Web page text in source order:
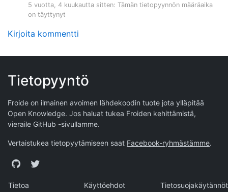
5 vuotta, 4 kuukautta sitten: Tämän tietopyynnön määräaika
on täyttynyt
Kirjoita kommentti
Tietopyyntö
Froide on ilmainen avoimen lähdekoodin tuote jota ylläpitää
Open Knowledge. Jos haluat tukea Froiden kehittämistä,
vieraile GitHub -sivullamme.
Vertaistukea tietopyytämiseen saat Facebook-ryhmästämme.
GitHubTwitter
Tietoa Käyttöehdot Tietosuojakäytännöt